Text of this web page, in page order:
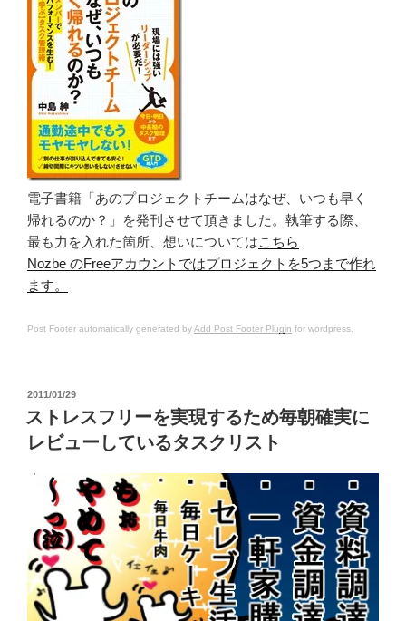
電子書籍「あのプロジェクトチームはなぜ、いつも早く
帰れるのか？」を発刊させて頂きました。執筆する際、
最も力を入れた箇所、想いについてはこちら
Nozbe のFreeアカウントではプロジェクトを5つまで作れ
ます。
Post Footer automatically generated byAdd Post Footer Plugin for wordpress.
投
稿
日:
2011/01/29
ストレスフリーを実現するため毎朝確実に
レビューしているタスクリスト